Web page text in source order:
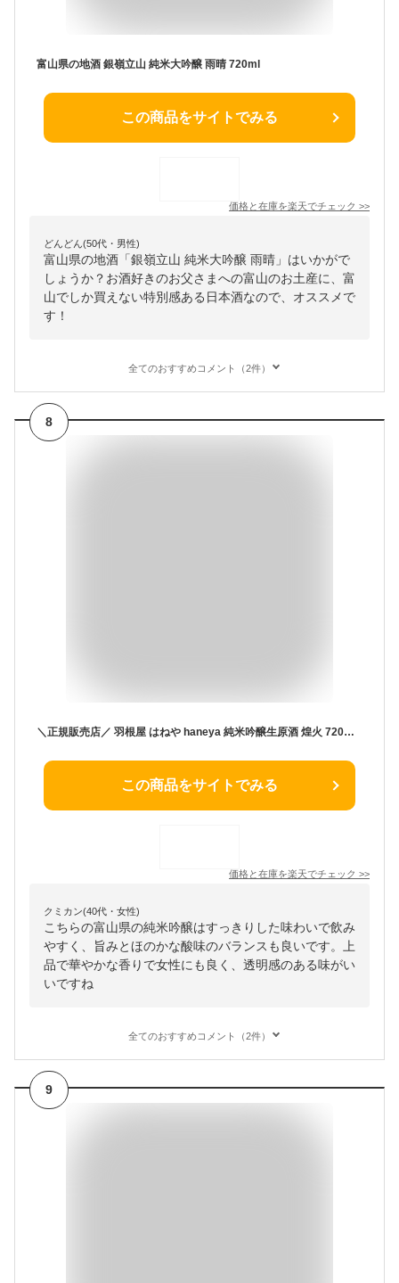
富山県の地酒 銀嶺立山 純米大吟醸 雨晴 720ml
この商品をサイトでみる
価格と在庫を楽天でチェック >>
どんどん(50代・男性)
富山県の地酒「銀嶺立山 純米大吟醸 雨晴」はいかがで
しょうか？お酒好きのお父さまへの富山のお土産に、富
山でしか買えない特別感ある日本酒なので、オススメで
す！
全てのおすすめコメント（2件）
8
＼正規販売店／ 羽根屋 はねや haneya 純米吟醸生原酒 煌火 720ml 日本酒 お酒 酒 SAKE 富山県 富美菊酒造 美好屋酒店 有名 人気 飲みやすい ギフト プレゼント お祝い 贈り物 誕生日 退職祝い 結婚祝い 還暦祝い 内祝い 手土産
この商品をサイトでみる
価格と在庫を楽天でチェック >>
クミカン(40代・女性)
こちらの富山県の純米吟醸はすっきりした味わいで飲み
やすく、旨みとほのかな酸味のバランスも良いです。上
品で華やかな香りで女性にも良く、透明感のある味がい
いですね
全てのおすすめコメント（2件）
9